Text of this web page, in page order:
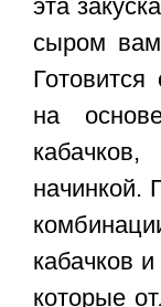
эта
сыром
на
начинкой.
кабачков
которые